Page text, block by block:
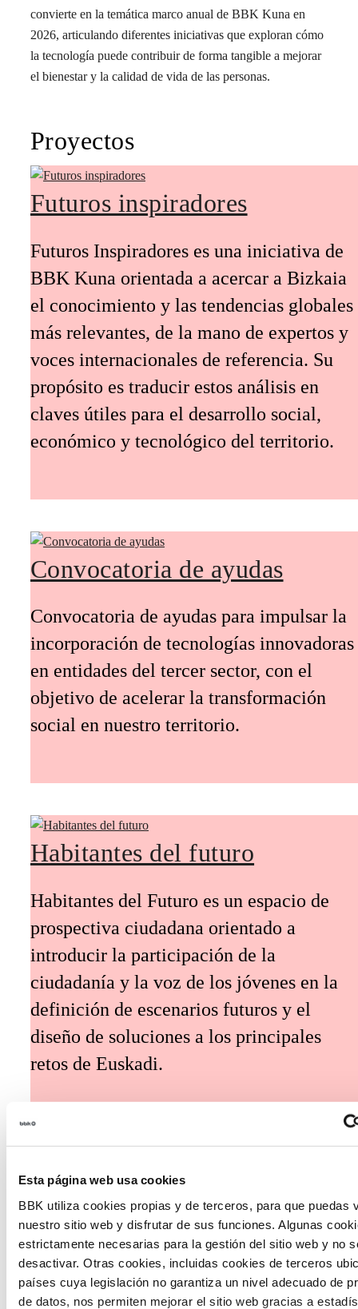
Esta página web usa cookies
BBK utiliza cookies propias y de terceros, para que puedas
nuestro sitio web y disfrutar de sus funciones. Algunas
estrictamente necesarias para la gestión del sitio web y no
desactivar. Otras cookies, incluidas cookies de terceros
países cuya legislación no garantiza un nivel adecuado de
de datos, nos permiten mejorar el sitio web gracias a
convierte en la temática marco anual de BBK Kuna en
2026, articulando diferentes iniciativas que exploran cómo
la tecnología puede contribuir de forma tangible a mejorar
el bienestar y la calidad de vida de las personas.
Proyectos
Futuros inspiradores
Futuros Inspiradores es una iniciativa de
BBK Kuna orientada a acercar a Bizkaia
el conocimiento y las tendencias globales
más relevantes, de la mano de expertos y
voces internacionales de referencia. Su
propósito es traducir estos análisis en
claves útiles para el desarrollo social,
económico y tecnológico del territorio.
Convocatoria de ayudas
Convocatoria de ayudas para impulsar la
incorporación de tecnologías innovadoras
en entidades del tercer sector, con el
objetivo de acelerar la transformación
social en nuestro territorio.
Habitantes del futuro
Habitantes del Futuro es un espacio de
prospectiva ciudadana orientado a
introducir la participación de la
ciudadanía y la voz de los jóvenes en la
definición de escenarios futuros y el
diseño de soluciones a los principales
retos de Euskadi.
The Future Game
The Future Game es un laboratorio de
participación juvenil que recoge las
cosmovisiones de las nuevas generaciones